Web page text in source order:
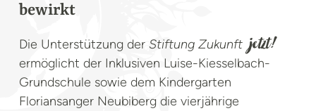
bewirkt
Die Unterstützung der Stiftung Zukunft jetzt!
ermöglicht der Inklusiven Luise-Kiesselbach-
Grundschule sowie dem Kindergarten
Floriansanger Neubiberg die vierjährige